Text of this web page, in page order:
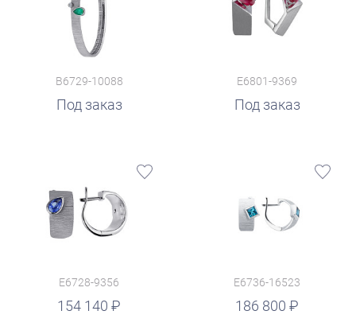
B6729-10088
Под заказ
E6801-9369
Под заказ
E6728-9356
154 140
E6736-16523
186 800
руб.